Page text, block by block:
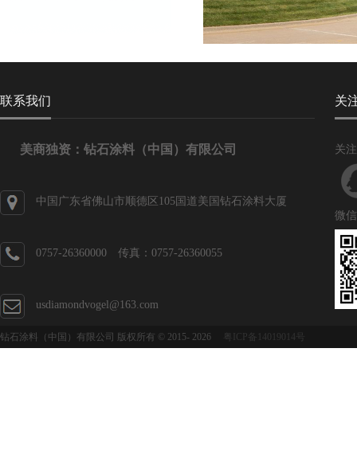
联系我们
美商独资：钻石涂料（中国）有限公司
中国广东省佛山市顺德区105国道美国钻石涂料大厦
0757-26360000 传真：0757-26360055
usdiamondvogel@163.com
关
关
微
钻石涂料（中国）有限公司 版权所有 © 2015- 2026 粤ICP备14019014号